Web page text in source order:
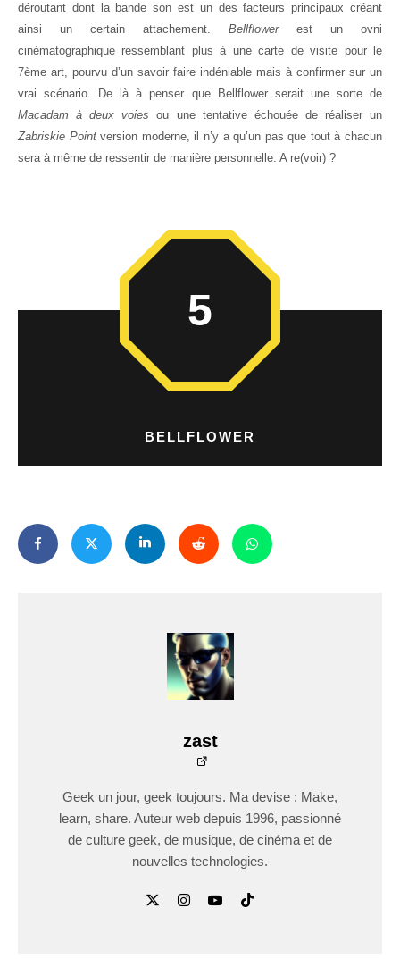
déroutant dont la bande son est un des facteurs principaux créant
ainsi un certain attachement. Bellflower est un ovni
cinématographique ressemblant plus à une carte de visite pour le
7ème art, pourvu d’un savoir faire indéniable mais à confirmer sur un
vrai scénario. De là à penser que Bellflower serait une sorte de
Macadam à deux voiesou une tentative échouée de réaliser un
Zabriskie Pointversion moderne, il n’y a qu’un pas que tout à chacun
sera à même de ressentir de manière personnelle. A re(voir) ?
BELLFLOWER
5
zast
Geek un jour, geek toujours. Ma devise : Make,
learn, share. Auteur web depuis 1996, passionné
de culture geek, de musique, de cinéma et de
nouvelles technologies.